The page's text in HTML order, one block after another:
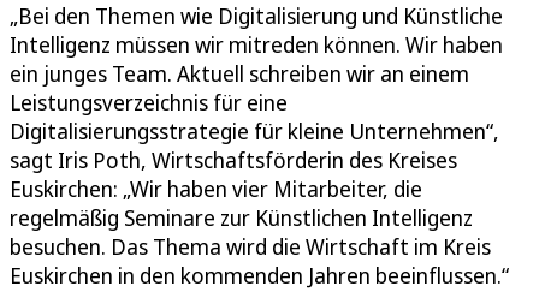
„Bei den Themen wie Digitalisierung und Künstliche
Intelligenz müssen wir mitreden können. Wir haben
ein junges Team. Aktuell schreiben wir an einem
Leistungsverzeichnis für eine
Digitalisierungsstrategie für kleine Unternehmen“,
sagt Iris Poth, Wirtschaftsförderin des Kreises
Euskirchen: „Wir haben vier Mitarbeiter, die
regelmäßig Seminare zur Künstlichen Intelligenz
besuchen. Das Thema wird die Wirtschaft im Kreis
Euskirchen in den kommenden Jahren beeinflussen.“